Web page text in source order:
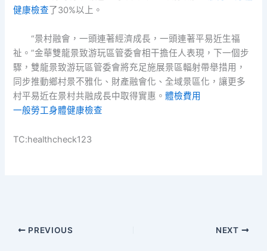
健康檢查 了30%以上。
“景村融會，一頭連著經濟成長，一頭連著平易近生福
祉。”金華雙龍景致游玩區管委會相干擔任人表現，下一個步
驟，雙龍景致游玩區管委會將充足施展景區輻射帶舉措用，
同步推動鄉村景不雅化、財產融會化、全域景區化，讓更多
村平易近在景村共融成長中取得實惠。體檢費用
一般勞工身體健康檢查
TC:healthcheck123
PREVIOUS NEXT